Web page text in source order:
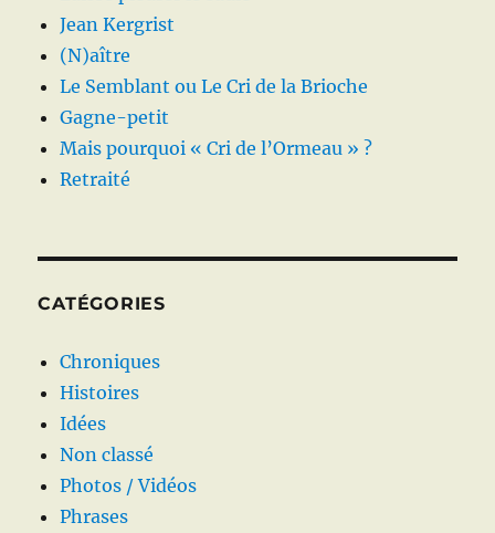
Jean Kergrist
(N)aître
Le Semblant ou Le Cri de la Brioche
Gagne-petit
Mais pourquoi « Cri de l’Ormeau » ?
Retraité
CATÉGORIES
Chroniques
Histoires
Idées
Non classé
Photos / Vidéos
Phrases